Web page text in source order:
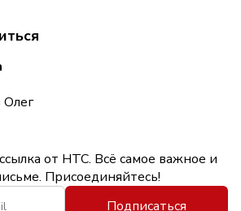
от НТС. Всё самое важное и
Присоединяйтесь!
Подписаться